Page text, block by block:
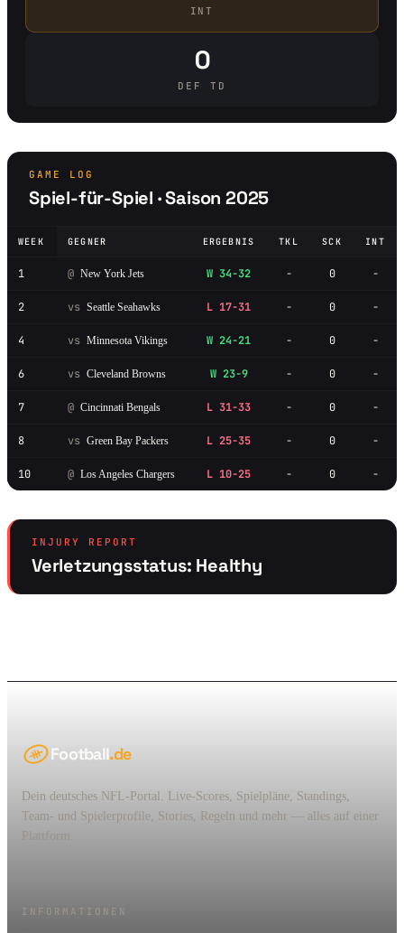
INT
0
DEF TD
GAME LOG
Spiel-für-Spiel · Saison 2025
WEEK GEGNER ERGEBNIS TKL SCK INT
1 @ New York Jets W 34-32 - 0 -
2 vs Seattle Seahawks L 17-31 - 0 -
4 vs Minnesota Vikings W 24-21 - 0 -
6 vs Cleveland Browns W 23-9 - 0 -
7 @ Cincinnati Bengals L 31-33 - 0 -
8 vs Green Bay Packers L 25-35 - 0 -
10 @ Los Angeles Chargers L 10-25 - 0 -
INJURY REPORT
Verletzungsstatus: Healthy
Football.de
Dein deutsches NFL-Portal. Live-Scores, Spielpläne, Standings,
Team- und Spielerprofile, Stories, Regeln und mehr — alles auf einer
Plattform.
INFORMATIONEN